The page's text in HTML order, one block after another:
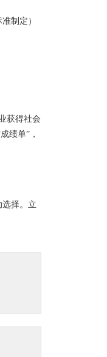
制定）
获得社会
绩单”，
选择。立